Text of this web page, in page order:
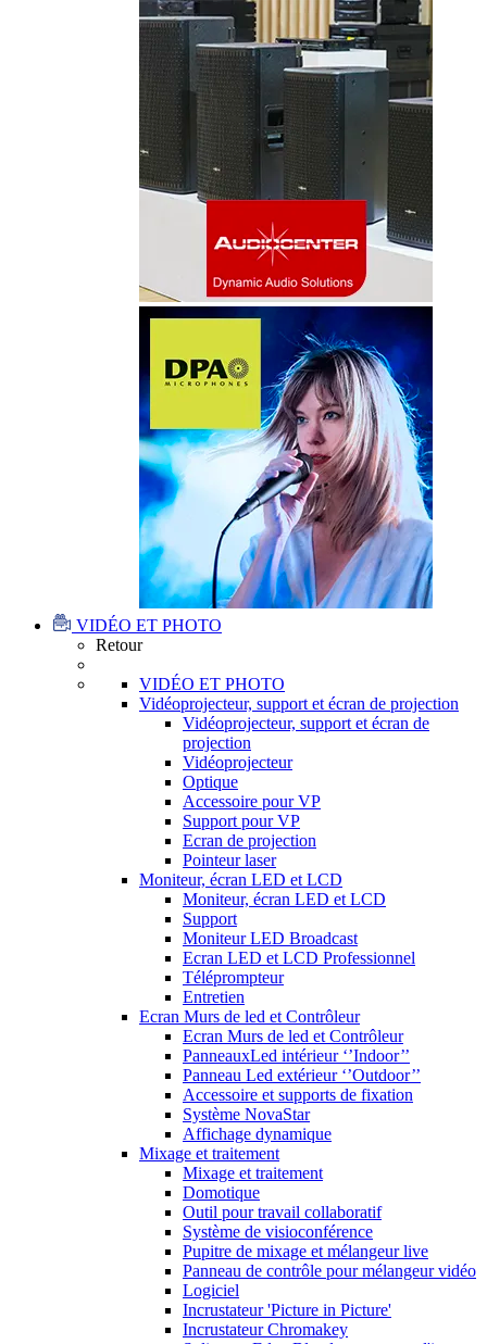
VIDÉO ET PHOTO
Retour
VIDÉO ET PHOTO
Vidéoprojecteur, support et écran de projection
Vidéoprojecteur, support et écran de
projection
Vidéoprojecteur
Optique
Accessoire pour VP
Support pour VP
Ecran de projection
Pointeur laser
Moniteur, écran LED et LCD
Moniteur, écran LED et LCD
Support
Moniteur LED Broadcast
Ecran LED et LCD Professionnel
Téléprompteur
Entretien
Ecran Murs de led et Contrôleur
Ecran Murs de led et Contrôleur
PanneauxLed intérieur ‘’Indoor’’
Panneau Led extérieur ‘’Outdoor’’
Accessoire et supports de fixation
Système NovaStar
Affichage dynamique
Mixage et traitement
Mixage et traitement
Domotique
Outil pour travail collaboratif
Système de visioconférence
Pupitre de mixage et mélangeur live
Panneau de contrôle pour mélangeur vidéo
Logiciel
Incrustateur 'Picture in Picture'
Incrustateur Chromakey